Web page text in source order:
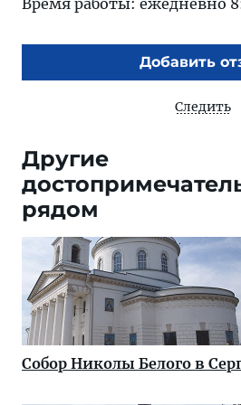
Время работы: ежедневно
Добавить
Следить
Другие
рядом
Собор Николы Белого в